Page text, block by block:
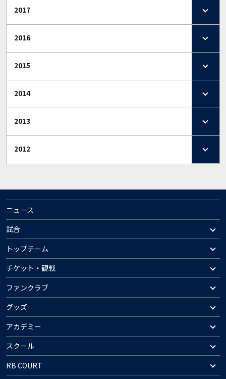
2017
2016
2015
2014
2013
2012
ニュース
試合
トップチーム
チケット・観戦
ファンクラブ
グッズ
アカデミー
スクール
RB COURT